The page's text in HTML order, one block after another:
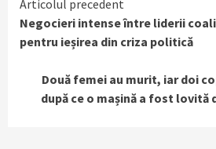
Continue
Reading
Articolul precedent
Negocieri intense între liderii
pentru ieșirea din criza politică
Două femei au murit, iar doi
după ce o mașină a fost lovită